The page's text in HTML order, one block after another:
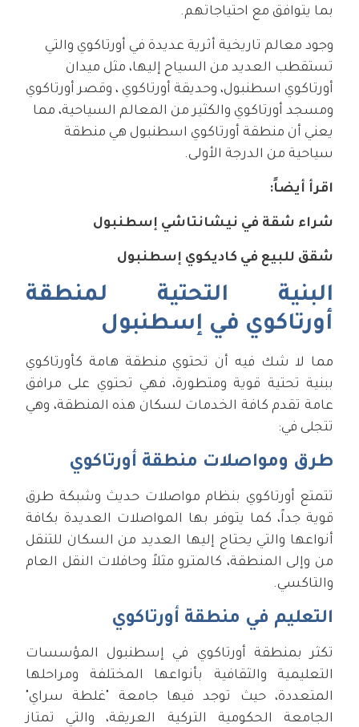
بما يتوافق مع احتياجاتهم.
وجود معالم تاريخية أثرية عديدة في أورتاكوي والتي
تستقطب العديد من السياح إليها، مثل ميدان
أورتاكوي اسطنبول، وحديقة أورتاكوي ، وقصر أورتاكوي
ومسجد أورتاكوي والكثير من المعالم السياحية، مما
يعني أن منطقة أورتاكوي اسطنبول هي منطقة
سياحية من الدرجة الأولى.
اقرأ أيضاً:
شراء شقة في نيشانتاشي إسطنبول
شقق للبيع في كاديكوي إسطنبول
البنية التحتية لمنطقة
أورتاكوي في إسطنبول
مما لا شك فيه أن تحتوي منطقة هامة كأورتاكوي
ببنية تحتية قوية ومتطورة، فهي تحتوي على مرافق
عامة تقدم كافة الخدمات لسكان هذه المنطقة، وهي
تتجلى في:
طرق ومواصلات منطقة أورتاكوي
تتمتع أورتاكوي بنظام مواصلات حديث وشبكة طرق
قوية جداً، كما يتوفر بها المواصلات العديدة بكافة
أنواعها والتي يحتاج إليها العديد من السكان للتنقل
من وإلى المنطقة، كالمترو مثلاً وحافلات النقل العام
والتاكسي.
التعليم في منطقة أورتاكوي
تكثر بمنطقة أورتاكوي في إسطنبول المؤسسات
التعليمية والثقافية بأنواعها المختلفة ومراحلها
المتعددة، حيث توجد فيها جامعة "غلطة سراي"
الجامعة الحكومية التركية العريقة، والتي تمتاز